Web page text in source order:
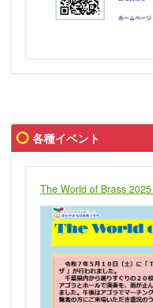
各種イベント
The World of Brass